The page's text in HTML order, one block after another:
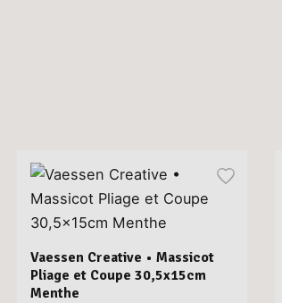
Vaessen Creative • Massicot
Pliage et Coupe 30,5x15cm
Menthe